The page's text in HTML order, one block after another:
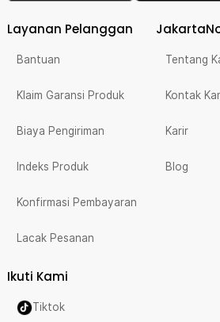
Layanan Pelanggan
Bantuan
Klaim Garansi Produk
Biaya Pengiriman
Indeks Produk
Konfirmasi Pembayaran
Lacak Pesanan
Tentang
Kontak
Karir
Blog
Ikuti Kami
Tiktok